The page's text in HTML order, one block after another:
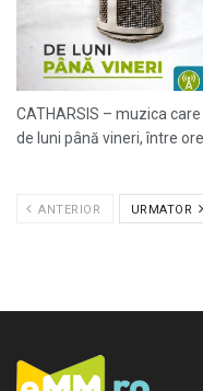
CATHARSIS – muzica
de luni până vineri, între
ANTERIOR URMATOR